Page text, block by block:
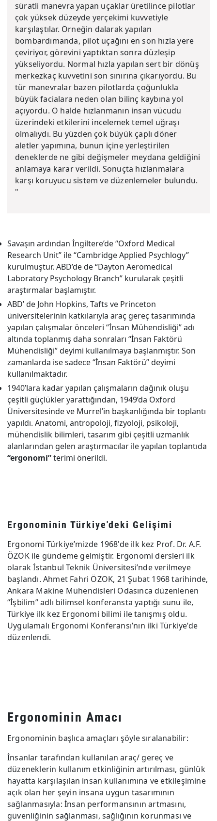
süratli manevra yapan uçaklar üretilince pilotlar
çok yüksek düzeyde yerçekimi kuvvetiyle
karşılaştılar. Örneğin dalarak yapılan
bombardımanda, pilot uçağını en son hızla yere
çeviriyor, görevini yaptıktan sonra düzleşip
yükseliyordu. Normal hızla yapılan sert bir dönüş
merkezkaç kuvvetini son sınırına çıkarıyordu. Bu
tür manevralar bazen pilotlarda çoğunlukla
büyük facialara neden olan bilinç kaybına yol
açıyordu. O halde hızlanmanın insan vücudu
üzerindeki etkilerini incelemek temel uğraşı
olmalıydı. Bu yüzden çok büyük çaplı döner
aletler yapımına, bunun içine yerleştirilen
deneklerde ne gibi değişmeler meydana geldiğini
anlamaya karar verildi. Sonuçta hızlanmalara
karşı koruyucu sistem ve düzenlemeler bulundu.
"
Savaşın ardından İngiltere’de “Oxford Medical
Research Unit” ile “Cambridge Applied Psychlogy”
kurulmuştur. ABD’de de “Dayton Aeromedical
Laboratory Psychology Branch” kurularak çeşitli
araştırmalar başlamıştır.
ABD’ de John Hopkins, Tafts ve Princeton
üniversitelerinin katkılarıyla araç gereç tasarımında
yapılan çalışmalar önceleri “İnsan Mühendisliği” adı
altında toplanmış daha sonraları “İnsan Faktörü
Mühendisliği” deyimi kullanılmaya başlanmıştır. Son
zamanlarda ise sadece “İnsan Faktörü” deyimi
kullanılmaktadır.
1940’lara kadar yapılan çalışmaların dağınık oluşu
çeşitli güçlükler yarattığından, 1949’da Oxford
Üniversitesinde ve Murrel’in başkanlığında bir toplantı
yapıldı. Anatomi, antropoloji, fizyoloji, psikoloji,
mühendislik bilimleri, tasarım gibi çeşitli uzmanlık
alanlarından gelen araştırmacılar ile yapılan toplantıda
“ergonomi”terimi önerildi.
Ergonominin Türkiye'deki Gelişimi
Ergonomi Türkiye’mizde 1968'de ilk kez Prof. Dr. A.F.
ÖZOK ile gündeme gelmiştir. Ergonomi dersleri ilk
olarak İstanbul Teknik Üniversitesi’nde verilmeye
başlandı. Ahmet Fahri ÖZOK, 21 Şubat 1968 tarihinde,
Ankara Makine Mühendisleri Odasınca düzenlenen
“İşbilim” adlı bilimsel konferansta yaptığı sunu ile,
Türkiye ilk kez Ergonomi bilimi ile tanışmış oldu.
Uygulamalı Ergonomi Konferansı’nın ilki Türkiye’de
düzenlendi.
Ergonominin Amacı
Ergonominin başlıca amaçları şöyle sıralanabilir:
İnsanlar tarafından kullanılan araç/ gereç ve
düzeneklerin kullanım etkinliğinin artırılması, günlük
hayatta karşılaşılan insan kullanımına ve etkileşimine
açık olan her şeyin insana uygun tasarımının
sağlanmasıyla: İnsan performansının artmasını,
güvenliğinin sağlanması, sağlığının korunması ve